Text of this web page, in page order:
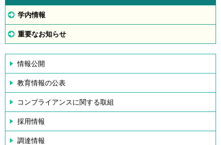
学内情報
重要なお知らせ
情報公開
教育情報の公表
コンプライアンスに関する取組
採用情報
調達情報